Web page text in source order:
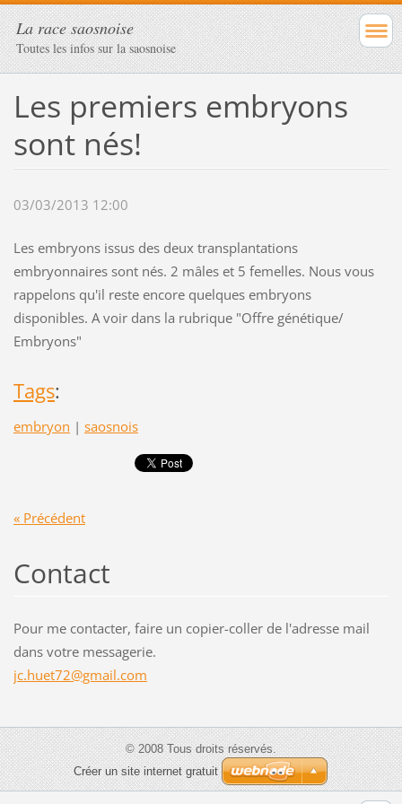
La race saosnoise
Toutes les infos sur la saosnoise
Les premiers embryons
sont nés!
03/03/2013 12:00
Les embryons issus des deux transplantations
embryonnaires sont nés. 2 mâles et 5 femelles. Nous vous
rappelons qu'il reste encore quelques embryons
disponibles. A voir dans la rubrique "Offre génétique/
Embryons"
Tags:
embryon | saosnois
« Précédent
Contact
Pour me contacter, faire un copier-coller de l'adresse mail
dans votre messagerie.
jc.huet72@gmail.com
© 2008 Tous droits réservés.
Créer un site internet gratuit